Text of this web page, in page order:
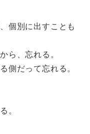
個別に出すことも
ら、忘れる。
側だって忘れる。
。